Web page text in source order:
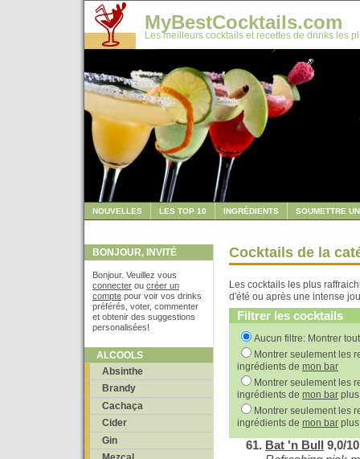
MyBestCocktails.com
Les meilleurs cocktails et recettes de drinks les
NOUVELLES LES TOP 10 INGRÉDIENTS SOUMETTRE
BONJOUR, INVITÉ
Bonjour. Veuillez vous
connecter ou créer un
compte pour voir vos drinks
préférés, voter, commenter
et obtenir des suggestions
personalisées!
ALCOOLS
Absinthe
Brandy
Cachaça
Cider
Gin
Cocktails de la
Les cocktails les plus
d'été ou après une intense
Filtrer les cocktails
Aucun filtre: Montrer
Montrer seulement les
ingrédients de mon bar
Montrer seulement les
ingrédients de mon bar
Montrer seulement les
ingrédients de mon bar
Bat 'n Bull 9,0/10